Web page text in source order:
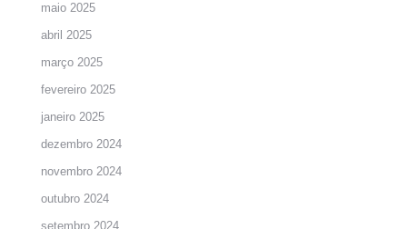
maio 2025
abril 2025
março 2025
fevereiro 2025
janeiro 2025
dezembro 2024
novembro 2024
outubro 2024
setembro 2024